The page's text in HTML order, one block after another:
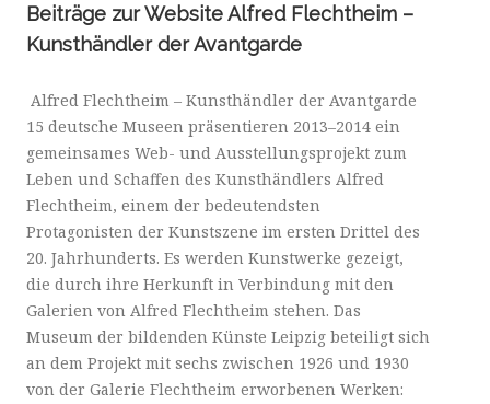
Beiträge zur Website Alfred Flechtheim –
Kunsthändler der Avantgarde
Alfred Flechtheim – Kunsthändler der Avantgarde
15 deutsche Museen präsentieren 2013–2014 ein
gemeinsames Web- und Ausstellungsprojekt zum
Leben und Schaffen des Kunsthändlers Alfred
Flechtheim, einem der bedeutendsten
Protagonisten der Kunstszene im ersten Drittel des
20. Jahrhunderts. Es werden Kunstwerke gezeigt,
die durch ihre Herkunft in Verbindung mit den
Galerien von Alfred Flechtheim stehen. Das
Museum der bildenden Künste Leipzig beteiligt sich
an dem Projekt mit sechs zwischen 1926 und 1930
von der Galerie Flechtheim erworbenen Werken: